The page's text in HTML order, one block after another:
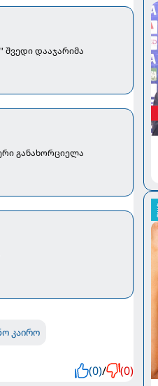
შვედი დააჯარიმა
განახორციელა
კაირო
(0)/ (0)